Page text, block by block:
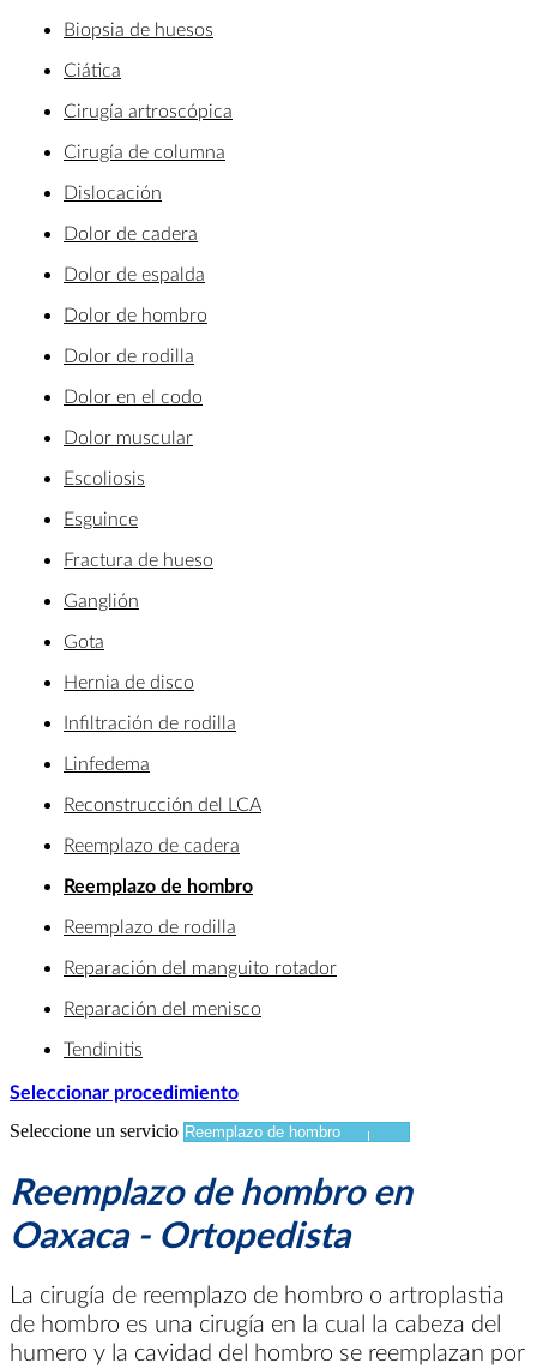
Biopsia de huesos
Ciática
Cirugía artroscópica
Cirugía de columna
Dislocación
Dolor de cadera
Dolor de espalda
Dolor de hombro
Dolor de rodilla
Dolor en el codo
Dolor muscular
Escoliosis
Esguince
Fractura de hueso
Ganglión
Gota
Hernia de disco
Infiltración de rodilla
Linfedema
Reconstrucción del LCA
Reemplazo de cadera
Reemplazo de hombro
Reemplazo de rodilla
Reparación del manguito rotador
Reparación del menisco
Tendinitis
Seleccionar procedimiento
Seleccione un servicio
Reemplazo de hombro en
Oaxaca - Ortopedista
La cirugía de reemplazo de hombro o artroplastia
de hombro es una cirugía en la cual la cabeza del
humero y la cavidad del hombro se reemplazan por